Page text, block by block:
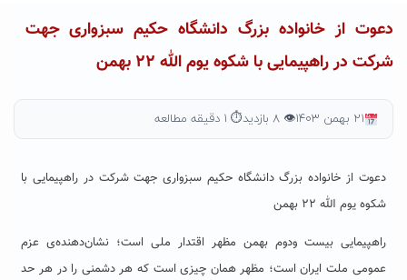
دعوت از خانواده بزرگ دانشگاه حکیم سبزواری جهت
شرکت در راهپیمایی با شکوه یوم الله ۲۲ بهمن
۲۱ بهمن ۱۴۰۳ 👁 ۸ بازدید ⏱ ۱ دقیقه مطالعه
دعوت از خانواده بزرگ دانشگاه حکیم سبزواری جهت شرکت در راهپیمایی با
شکوه یوم الله ۲۲ بهمن
راهپیمایی بیست ‌ودوم بهمن مظهر اقتدار ملی است؛ نشان‌دهنده‌ی عزم
عمومی ملت ایران است؛ مظهر همان چیزی است که هر دشمنی را در هر حد